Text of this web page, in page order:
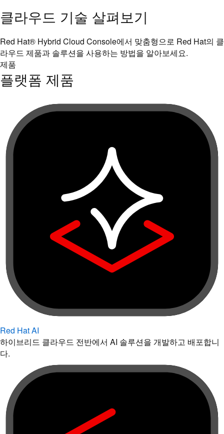
클라우드 기술 살펴보기
Red Hat® Hybrid Cloud Console에서 맞춤형으로 Red Hat의 클
라우드 제품과 솔루션을 사용하는 방법을 알아보세요.
제품
플랫폼 제품
Red Hat AI
하이브리드 클라우드 전반에서 AI 솔루션을 개발하고 배포합니
다.